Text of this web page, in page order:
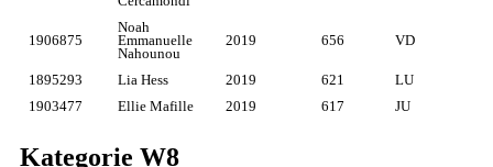
1906875
Noah
Emmanuelle
Nahounou
2019 656 VD
1895293 Lia Hess 2019 621
LU
1903477
Ellie Mafille 2019 617 JU
Kategorie W8